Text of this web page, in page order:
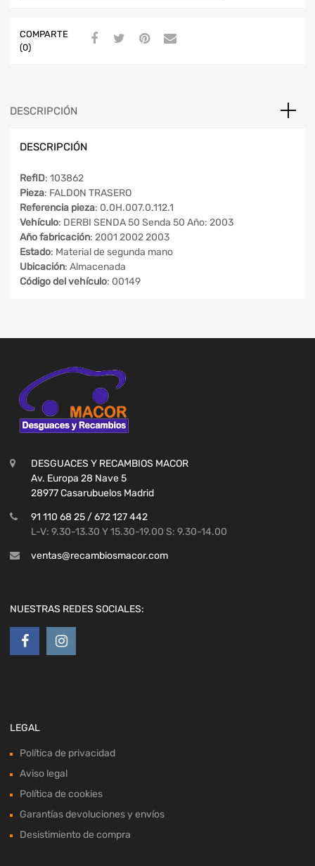
COMPARTE
(0)
DESCRIPCIÓN
DESCRIPCIÓN
RefID: 103862
Pieza: FALDON TRASERO
Referencia pieza: 0.0H.007.0.112.1
Vehículo: DERBI SENDA 50 Senda 50 Año: 2003
Año fabricación: 2001 2002 2003
Estado: Material de segunda mano
Ubicación: Almacenada
Código del vehículo: 00149
DESGUACES Y RECAMBIOS MACOR
Av. Europa 28 Nave 5
28977 Casarubuelos Madrid
91 110 68 25 / 672 127 442
L-V: 9.30-13.30 Y 15.30-19.00 S: 9.30-14.00
ventas@recambiosmacor.com
NUESTRAS REDES SOCIALES:
LEGAL
Política de privacidad
Aviso legal
Política de cookies
Garantías devoluciones y envíos
Desistimiento de compra